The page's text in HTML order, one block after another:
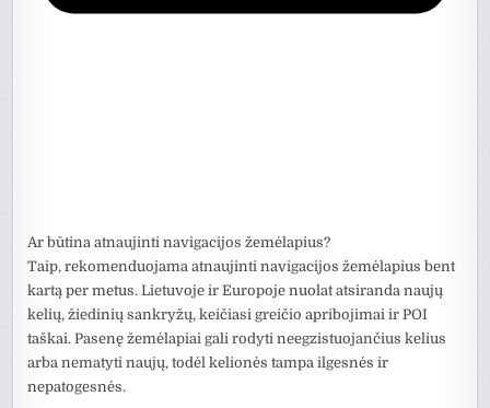
Ar būtina atnaujinti navigacijos žemėlapius?
Taip, rekomenduojama atnaujinti navigacijos žemėlapius bent
kartą per metus. Lietuvoje ir Europoje nuolat atsiranda naujų
kelių, žiedinių sankryžų, keičiasi greičio apribojimai ir POI
taškai. Pasenę žemėlapiai gali rodyti neegzistuojančius kelius
arba nematyti naujų, todėl kelionės tampa ilgesnės ir
nepatogesnės.